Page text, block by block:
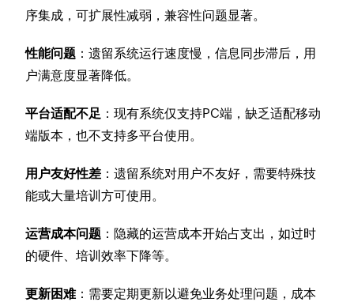
序集成，可扩展性减弱，兼容性问题显著。
性能问题 ：遗留系统运行速度慢，信息同步滞后，用
户满意度显著降低。
平台适配不足 ：现有系统仅支持PC端，缺乏适配移动
端版本，也不支持多平台使用。
用户友好性差 ：遗留系统对用户不友好，需要特殊技
能或大量培训方可使用。
运营成本问题 ：隐藏的运营成本开始占支出，如过时
的硬件、培训效率下降等。
更新困难：需要定期更新以避免业务处理问题，成本